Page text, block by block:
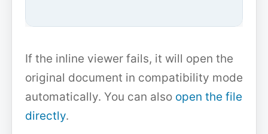
If the inline viewer fails, it will open the
original document in compatibility mode
automatically. You can also open the file
directly.